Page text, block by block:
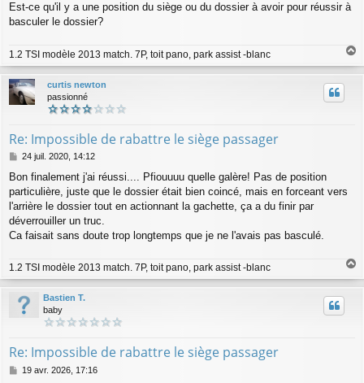
Est-ce qu'il y a une position du siège ou du dossier à avoir pour réussir à
basculer le dossier?
1.2 TSI modèle 2013 match. 7P, toit pano, park assist -blanc
u
curtis newton
passionné
Re: Impossible de rabattre le siège passager
M
s
s
a
g
24 juil. 2020, 14:12
Bon finalement j'ai réussi.... Pfiouuuu quelle galère! Pas de position
particulière, juste que le dossier était bien coincé, mais en forceant vers
l'arrière le dossier tout en actionnant la gachette, ça a du finir par
déverrouiller un truc.
Ca faisait sans doute trop longtemps que je ne l'avais pas basculé.
1.2 TSI modèle 2013 match. 7P, toit pano, park assist -blanc
a
u
Bastien T.
baby
Re: Impossible de rabattre le siège passager
M19 avr. 2026, 17:16